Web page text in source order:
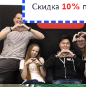
Скидка 10%